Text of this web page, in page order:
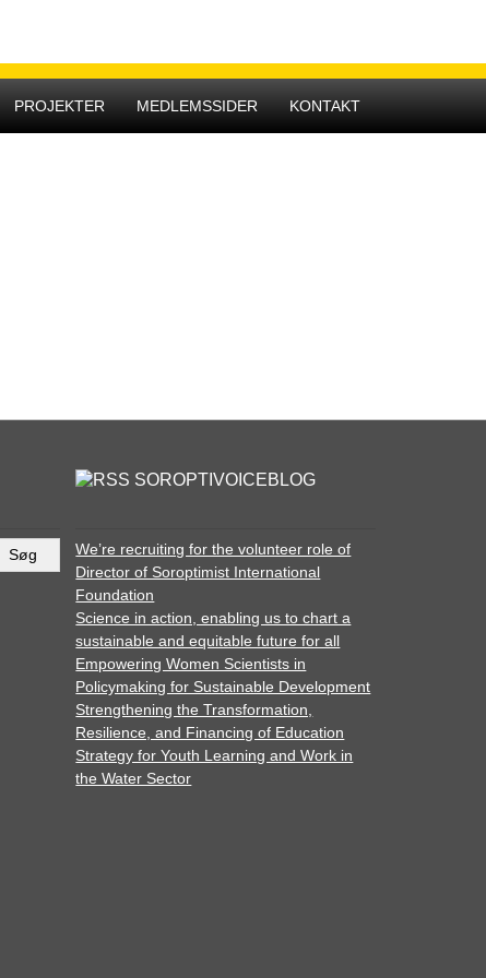
PROJEKTER MEDLEMSSIDER KONTAKT
SOROPTIVOICEBLOG
We’re recruiting for the volunteer role of
Director of Soroptimist International
Foundation
Science in action, enabling us to chart a
sustainable and equitable future for all
Empowering Women Scientists in
Policymaking for Sustainable Development
Strengthening the Transformation,
Resilience, and Financing of Education
Strategy for Youth Learning and Work in
the Water Sector